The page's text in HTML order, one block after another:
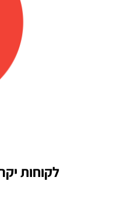
לקוחות